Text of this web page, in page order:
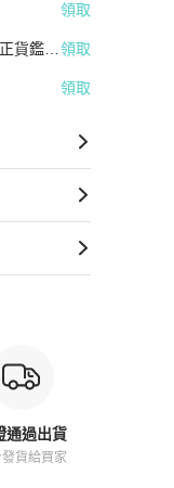
領取
貨鑑
領取
領取
通過出貨
貨給買家